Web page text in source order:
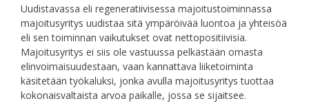
Uudistavassa eli regeneratiivisessa majoitustoiminnassa
majoitusyritys uudistaa sitä ympäröivää luontoa ja yhteisöä
eli sen toiminnan vaikutukset ovat nettopositiivisia.
Majoitusyritys ei siis ole vastuussa pelkästään omasta
elinvoimaisuudestaan, vaan kannattava liiketoiminta
käsitetään työkaluksi, jonka avulla majoitusyritys tuottaa
kokonaisvaltaista arvoa paikalle, jossa se sijaitsee.